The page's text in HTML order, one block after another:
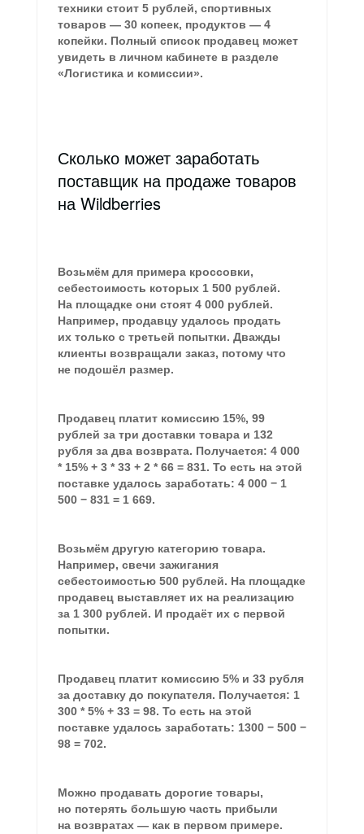
техники стоит 5 рублей, спортивных
товаров — 30 копеек, продуктов — 4
копейки. Полный список продавец может
увидеть в личном кабинете в разделе
«Логистика и комиссии».
Сколько может заработать
поставщик на продаже товаров
на Wildberries
Возьмём для примера кроссовки,
себестоимость которых 1 500 рублей.
На площадке они стоят 4 000 рублей.
Например, продавцу удалось продать
их только с третьей попытки. Дважды
клиенты возвращали заказ, потому что
не подошёл размер.
Продавец платит комиссию 15%, 99
рублей за три доставки товара и 132
рубля за два возврата. Получается: 4 000
* 15% + 3 * 33 + 2 * 66 = 831. То есть на этой
поставке удалось заработать: 4 000 − 1
500 − 831 = 1 669.
Возьмём другую категорию товара.
Например, свечи зажигания
себестоимостью 500 рублей. На площадке
продавец выставляет их на реализацию
за 1 300 рублей. И продаёт их с первой
попытки.
Продавец платит комиссию 5% и 33 рубля
за доставку до покупателя. Получается: 1
300 * 5% + 33 = 98. То есть на этой
поставке удалось заработать: 1300 − 500 −
98 = 702.
Можно продавать дорогие товары,
но потерять большую часть прибыли
на возвратах — как в первом примере.